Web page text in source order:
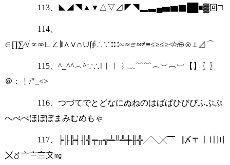
113、◣◢◥▲▼△▽⊿◤◥▂▃▄▅▆▇██■▓回□
114、
∈∏∑∕√∝∞∟∠∣‖∧∨∩∪∫∮∴∵∶∷∽≈≌≈≠≡≤≥≤≥≮≯⊕⊙⊥⊿⌒
115、^_^^︵^∵∴‖︱︳︴﹏﹋﹌︵︶︹︺【】〖〗
＠﹕﹗/"_<>
116、つづてでとどなにぬねのはばぱひびぴふぶぷ
へべぺほぼぽまみむめもゃ
117、╞╟╠╡╢╣╤╥╦╧╨╩╪╫╬╱╲╳▔▕〆〒〡〢〣
〤〥〦〧〨〩㎎